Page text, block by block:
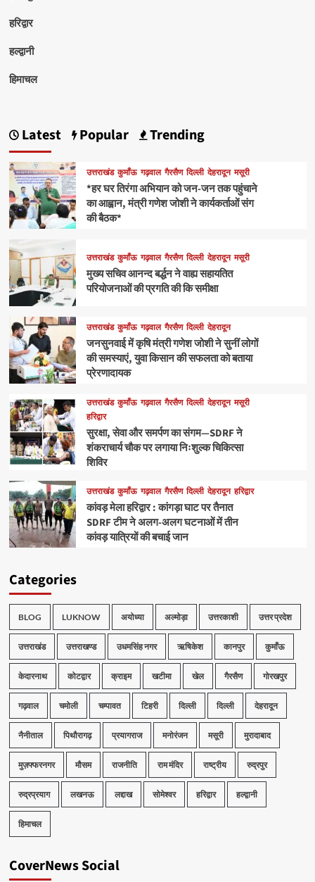
हरिद्वार
हल्द्वानी
हिमाचल
Latest Popular Trending
उत्तराखंड कुमाँऊ गढ़वाल गैरसैण दिल्ली देहरादून मसूरी
*हर घर तिरंगा अभियान को जन-जन तक पहुंचाने
का आह्वान, मंत्री गणेश जोशी ने कार्यकर्ताओं संग
की बैठक*
उत्तराखंड कुमाँऊ गढ़वाल गैरसैण दिल्ली देहरादून मसूरी
मुख्य सचिव आनन्द बर्द्धन ने वाह्य सहायतित
परियोजनाओं की प्रगति की कि समीक्षा
उत्तराखंड कुमाँऊ गढ़वाल गैरसैण दिल्ली देहरादून
जनसुनवाई में कृषि मंत्री गणेश जोशी ने सुनीं लोगों
की समस्याएं, युवा किसान की सफलता को बताया
प्रेरणादायक
उत्तराखंड कुमाँऊ गढ़वाल गैरसैण दिल्ली देहरादून मसूरी
हरिद्वार
सुरक्षा, सेवा और समर्पण का संगम—SDRF ने
शंकराचार्य चौक पर लगाया निःशुल्क चिकित्सा
शिविर
उत्तराखंड कुमाँऊ गढ़वाल गैरसैण दिल्ली देहरादून हरिद्वार
कांवड़ मेला हरिद्वार : कांगड़ा घाट पर तैनात
SDRF टीम ने अलग-अलग घटनाओं में तीन
कांवड़ यात्रियों की बचाई जान
Categories
BLOG LUKNOW अयोध्या अल्मोड़ा उत्तरकाशी उत्तर प्रदेश
उत्तराखंड उत्तराखण्ड उधमसिंह नगर ऋषिकेश कानपुर कुमाँऊ
केदारनाथ कोटद्वार क्राइम खटीमा खेल गैरसैण गोरखपुर
गढ़वाल चमोली चम्पावत टिहरी दिल्ली दिल्ली देहरादून
नैनीताल पिथौरागढ़ प्रयागराज मनोरंजन मसूरी मुरादाबाद
मुज़फ्फरनगर मौसम राजनीति राम मंदिर राष्ट्रीय रुद्रपुर
रुद्रप्रयाग लखनऊ लद्दाख सोमेश्वर हरिद्वार हल्द्वानी
हिमाचल
CoverNews Social